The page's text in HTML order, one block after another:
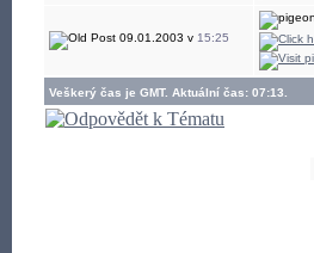
09.01.2003 v 15:25
Veškerý čas je GMT. Aktuální čas: 07:13.